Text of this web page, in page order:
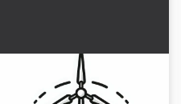
Imagen para colorear
de una turbina eólica